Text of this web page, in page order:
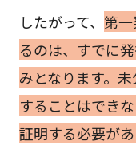
したがって、 第
るのは、すでに
みとなります。
することはでき
証明する必要があ